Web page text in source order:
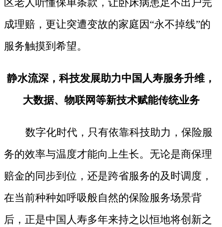
区老人听懂保单条款，让卧床病患足不出户完
成理赔，更让突遭变故的家庭因“永不掉线”的
服务触摸到希望。
静水流深，科技发展助力中国人寿服务升维，
大数据、物联网等新技术赋能传统业务
数字化时代，只有依靠科技助力，保险服
务的效率与温度才能向上生长。无论是商保理
赔金的同步到位，还是跨省服务的及时调度，
在当前种种如呼吸般自然的保险服务场景背
后，正是中国人寿多年来持之以恒地将创新之